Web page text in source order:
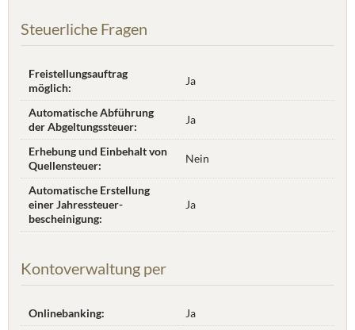
Steuerliche Fragen
Freistellungsauftrag
möglich:
Ja
Automatische Abführung
der Abgeltungssteuer:
Ja
Erhebung und Einbehalt von
Quellensteuer:
Nein
Automatische Erstellung
einer Jahres­steuer­
bescheinigung:
Ja
Kontoverwaltung per
Onlinebanking:
Ja